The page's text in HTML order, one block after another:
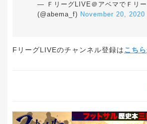
— ＦリーグLIVE＠アベマでＦリ
(@abema_f) November 20, 2020
FリーグLIVEのチャンネル登録はこちら